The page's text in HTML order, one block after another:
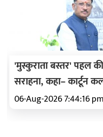
'मुस्कुराता बस्तर' पहल
सराहना, कहा– कार्टून
संवेदनशीलता और
06-Aug-2026 7:44:16 pm